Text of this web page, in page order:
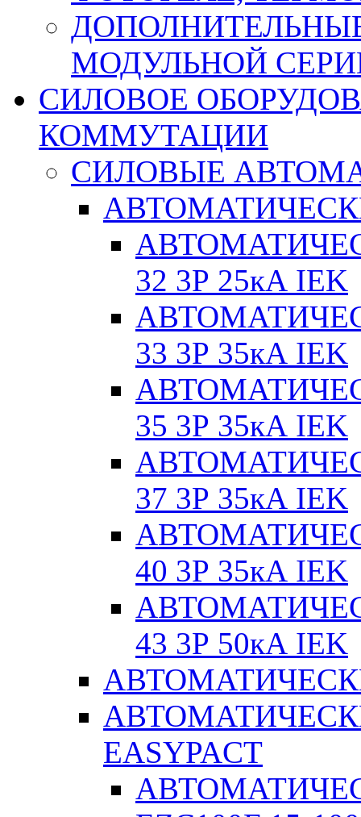
МОДУЛЬНОЙ
СИЛОВОЕ
КОММУТАЦИИ
СИЛОВЫЕ
32 3Р 25кА IEK
33 3Р 35кА IEK
35 3Р 35кА IEK
37 3Р 35кА IEK
40 3Р 35кА IEK
43 3Р 50кА IEK
EASYPACT